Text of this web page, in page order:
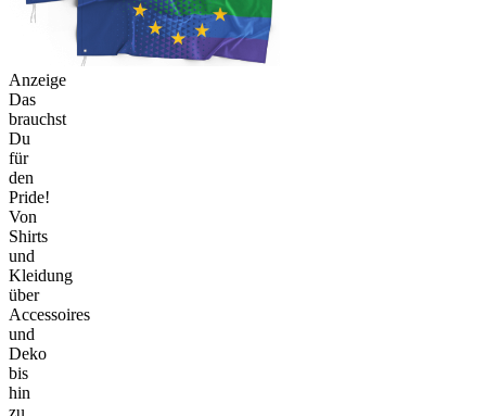
Anzeige
Das
brauchst
Du
für
den
Pride!
Von
Shirts
und
Kleidung
über
Accessoires
und
Deko
bis
hin
zu